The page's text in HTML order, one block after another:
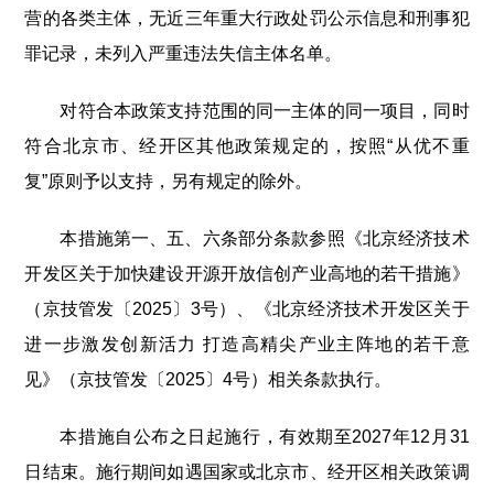
营的各类主体，无近三年重大行政处罚公示信息和刑事犯
罪记录，未列入严重违法失信主体名单。
对符合本政策支持范围的同一主体的同一项目，同时
符合北京市、经开区其他政策规定的，按照“从优不重
复”原则予以支持，另有规定的除外。
本措施第一、五、六条部分条款参照《北京经济技术
开发区关于加快建设开源开放信创产业高地的若干措施》
（京技管发〔2025〕3号）、《北京经济技术开发区关于
进一步激发创新活力 打造高精尖产业主阵地的若干意
见》（京技管发〔2025〕4号）相关条款执行。
本措施自公布之日起施行，有效期至2027年12月31
日结束。施行期间如遇国家或北京市、经开区相关政策调